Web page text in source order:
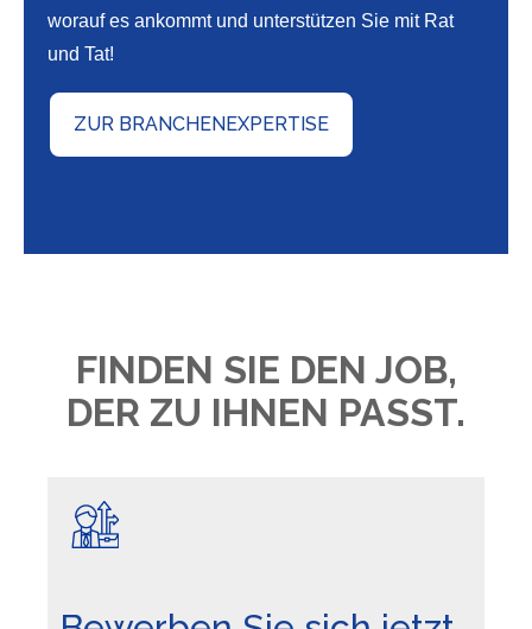
worauf es ankommt und unterstützen Sie mit Rat
und Tat!
ZUR BRANCHENEXPERTISE
FINDEN SIE DEN JOB,
DER ZU IHNEN PASST.